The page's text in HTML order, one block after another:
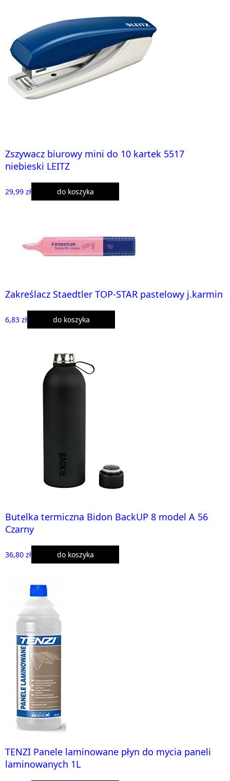
Zszywacz biurowy mini do 10 kartek 5517
niebieski LEITZ
29,99 zł do koszyka
Zakreślacz Staedtler TOP-STAR pastelowy j.karmin
6,83 zł do koszyka
Butelka termiczna Bidon BackUP 8 model A 56
Czarny
36,80 zł do koszyka
TENZI Panele laminowane płyn do mycia paneli
laminowanych 1L